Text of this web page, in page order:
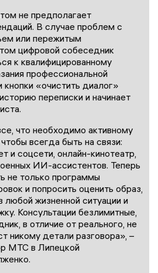
не предполагает
В случае проблем с
или пережитым
цифровой собеседник
к квалифицированному
профессиональной
«очистить диалог»
переписки и начинает
что необходимо активному
всегда быть на связи:
и соцсети, онлайн-кинотеатр,
ИИ-ассистентов. Теперь
не только программы
и попросить оценить образ,
любой жизненной ситуации и
Консультации безлимитные,
в отличие от реального, не
никому детали разговора», –
МТС в Липецкой